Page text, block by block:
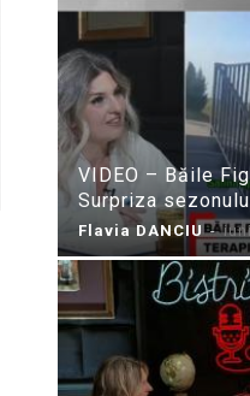
VIDEO – Băile
Surpriza
Flavia DANCIU -